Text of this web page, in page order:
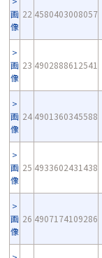
画
像
22 4580403008057
画
像
23 4902888612541
画
像
24 4901360345588
画
像
25 4933602431438
画
像
26 4907174109286